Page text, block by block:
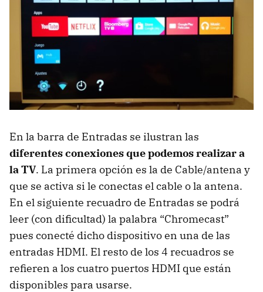
En la barra de Entradas se ilustran las
diferentes conexiones que podemos realizar a
la TV. La primera opción es la de Cable/antena y
que se activa si le conectas el cable o la antena.
En el siguiente recuadro de Entradas se podrá
leer (con dificultad) la palabra “Chromecast”
pues conecté dicho dispositivo en una de las
entradas HDMI. El resto de los 4 recuadros se
refieren a los cuatro puertos HDMI que están
disponibles para usarse.